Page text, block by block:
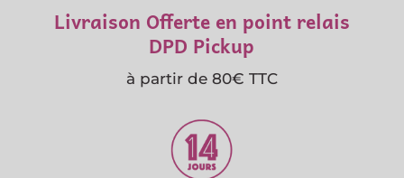
Livraison Offerte en point relais
DPD Pickup
à partir de 80€ TTC